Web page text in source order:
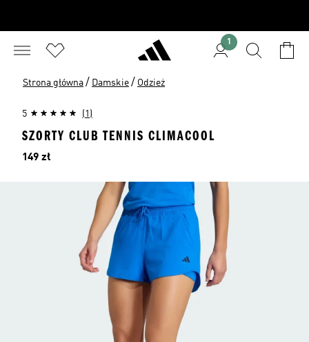
1
Strona główna / Damskie / Odzież
5 (1)
SZORTY CLUB TENNIS CLIMACOOL
Cena
149 zł